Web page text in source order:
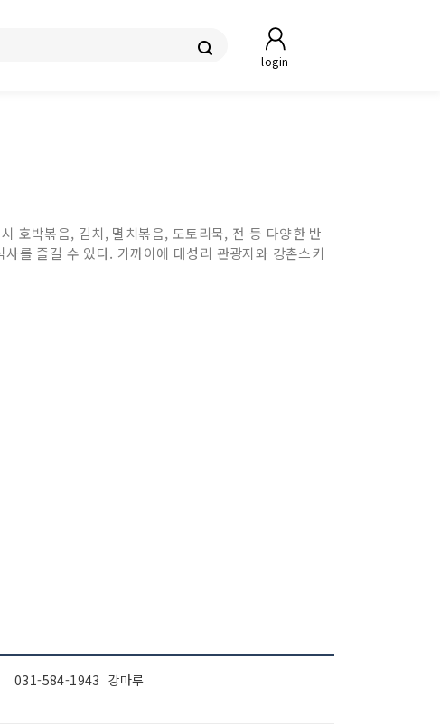
login
호박볶음, 김치, 멸치볶음, 도토리묵, 전 등 다양한 반
를 즐길 수 있다. 가까이에 대성리 관광지와 강촌스키
031-584-1943 강마루